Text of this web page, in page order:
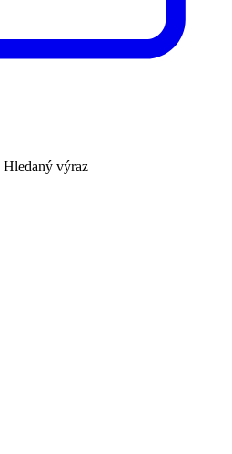
Hledaný výraz